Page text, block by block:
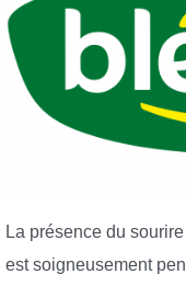
La présence du
est soigneusement